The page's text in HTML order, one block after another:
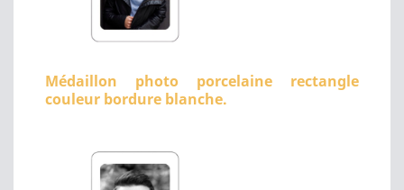
Médaillon photo porcelaine rectangle
couleur bordure blanche.